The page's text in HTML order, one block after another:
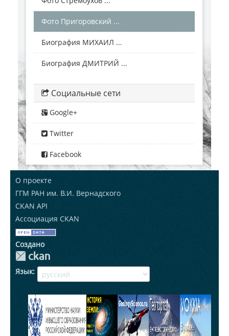
Фото Пригоровский ...
Биография МИХАИЛ ...
Биография ДМИТРИЙ ...
Социальные сети
Google+
Twitter
Facebook
О проекте
ГГМ РАН им. В.И. Вернадского
CKAN API
Ассоциация CKAN
Создано
Язык